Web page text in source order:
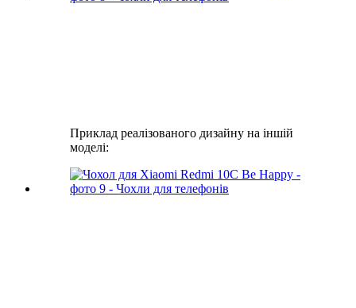
Приклад реалізованого дизайну на іншій
моделі: